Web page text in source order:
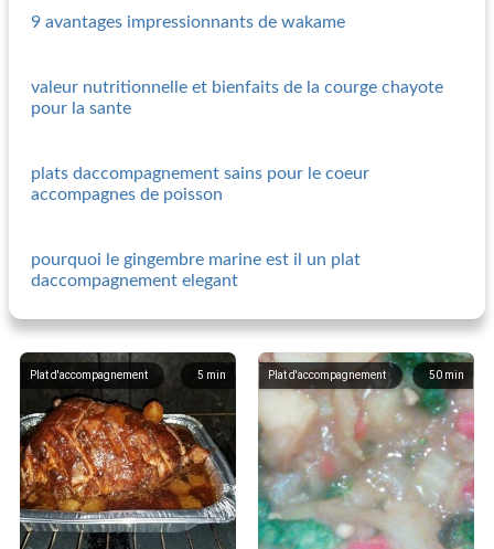
9 avantages impressionnants de wakame
valeur nutritionnelle et bienfaits de la courge chayote
pour la sante
plats daccompagnement sains pour le coeur
accompagnes de poisson
pourquoi le gingembre marine est il un plat
daccompagnement elegant
5 min
Plat d'accompagnement 50 min
Plat d'accompagnement